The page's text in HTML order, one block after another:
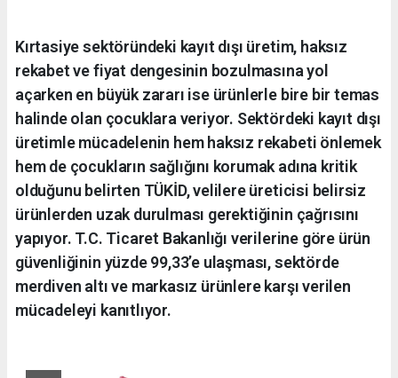
Kırtasiye sektöründeki kayıt dışı üretim, haksız
rekabet ve fiyat dengesinin bozulmasına yol
açarken en büyük zararı ise ürünlerle bire bir temas
halinde olan çocuklara veriyor. Sektördeki kayıt dışı
üretimle mücadelenin hem haksız rekabeti önlemek
hem de çocukların sağlığını korumak adına kritik
olduğunu belirten TÜKİD, velilere üreticisi belirsiz
ürünlerden uzak durulması gerektiğinin çağrısını
yapıyor. T.C. Ticaret Bakanlığı verilerine göre ürün
güvenliğinin yüzde 99,33’e ulaşması, sektörde
merdiven altı ve markasız ürünlere karşı verilen
mücadeleyi kanıtlıyor.